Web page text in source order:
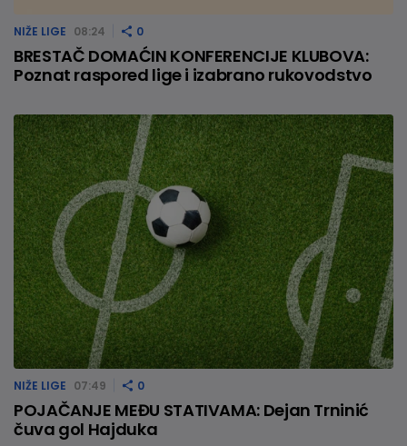
NIŽE LIGE 08:24 0
BRESTAČ DOMAĆIN KONFERENCIJE KLUBOVA:
Poznat raspored lige i izabrano rukovodstvo
NIŽE LIGE 07:49 0
POJAČANJE MEĐU STATIVAMA: Dejan Trninić
čuva gol Hajduka